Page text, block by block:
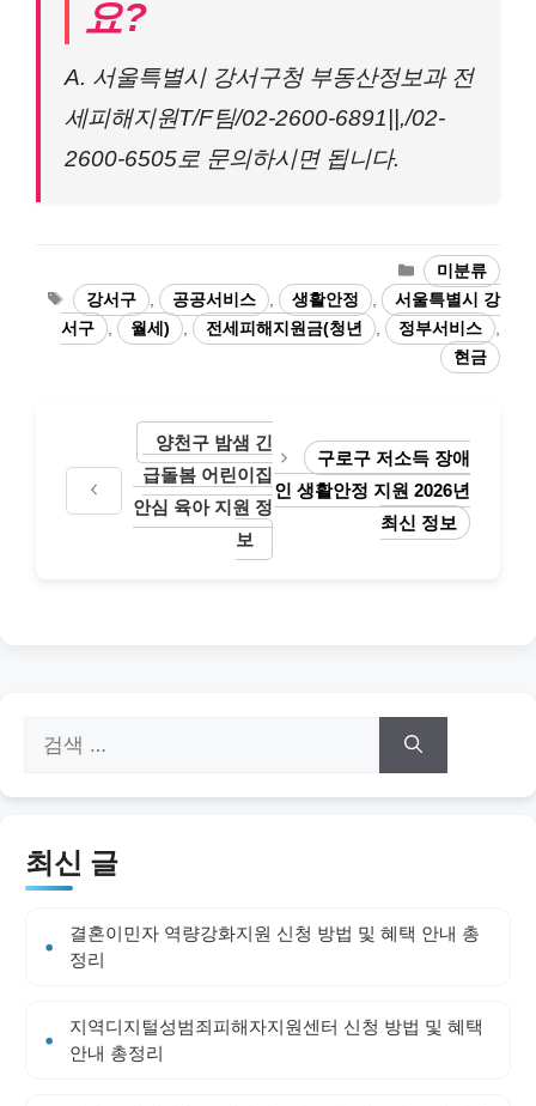
요?
A. 서울특별시 강서구청 부동산정보과 전
세피해지원T/F팀/02-2600-6891||,/02-
2600-6505로 문의하시면 됩니다.
카
테
고
리
미분류
태
그
강서구 공공서비스 생활안정
서울특별시 강
서구
월세) 전세피해지원금(청년 정부서비스
현금
양천구 밤샘 긴
급돌봄 어린이집
안심 육아 지원 정
보
구로구 저소득 장애
인 생활안정 지원 2026년
최신 정보
색:
최신 글
결혼이민자 역량강화지원 신청 방법 및 혜택 안내 총
정리
지역디지털성범죄피해자지원센터 신청 방법 및 혜택
안내 총정리